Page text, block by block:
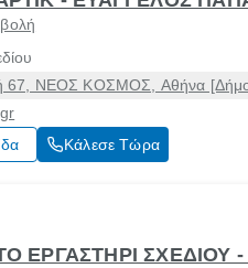
67, ΝΕΟΣ ΚΟΣΜΟΣ, Αθήνα
Κάλεσε Τώρα
ΕΡΓΑΣΤΗΡΙ ΣΧΕΔΙΟΥ